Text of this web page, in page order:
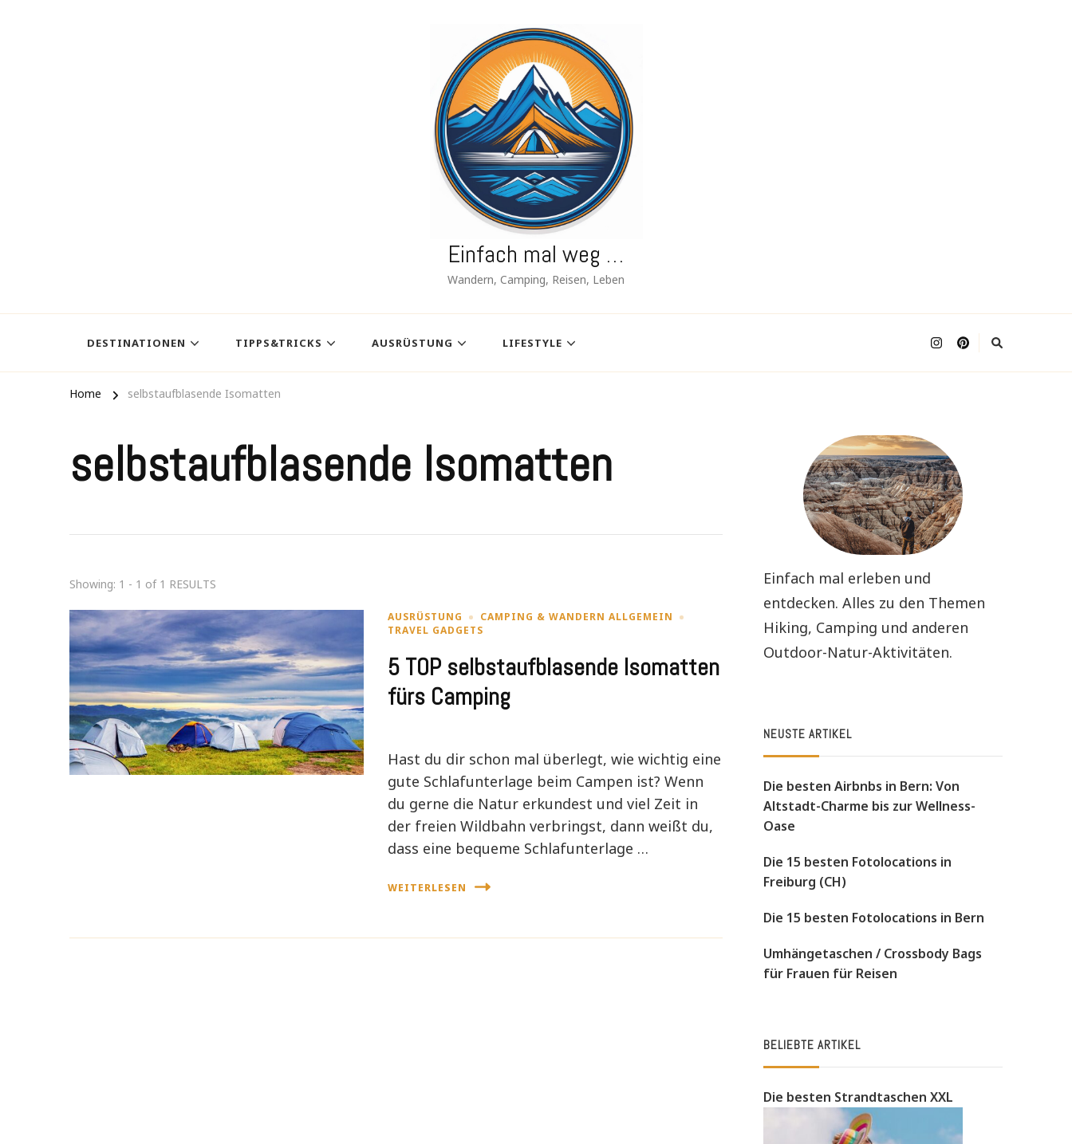
Einfach mal weg …
Wandern, Camping, Reisen, Leben
DESTINATIONEN TIPPS&TRICKS AUSRÜSTUNG LIFESTYLE
Home selbstaufblasende Isomatten
selbstaufblasende Isomatten
Showing: 1 - 1 of 1 RESULTS
AUSRÜSTUNG
CAMPING & WANDERN ALLGEMEIN
TRAVEL GADGETS
5 TOP selbstaufblasende Isomatten
fürs Camping
Hast du dir schon mal überlegt, wie wichtig eine
gute Schlafunterlage beim Campen ist? Wenn
du gerne die Natur erkundest und viel Zeit in
der freien Wildbahn verbringst, dann weißt du,
dass eine bequeme Schlafunterlage …
WEITERLESEN
Einfach mal erleben und
entdecken. Alles zu den Themen
Hiking, Camping und anderen
Outdoor-Natur-Aktivitäten.
NEUSTE ARTIKEL
Die besten Airbnbs in Bern: Von
Altstadt-Charme bis zur Wellness-
Oase
Die 15 besten Fotolocations in
Freiburg (CH)
Die 15 besten Fotolocations in Bern
Umhängetaschen / Crossbody Bags
für Frauen für Reisen
BELIEBTE ARTIKEL
Die besten Strandtaschen XXL